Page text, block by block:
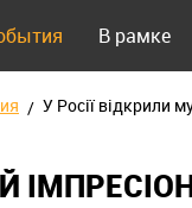
В рамке
У Росії відкрили